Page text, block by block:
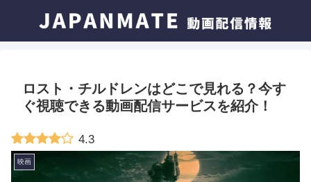
ロスト・チルドレンはどこで見れる？今す
ぐ視聴できる動画配信サービスを紹介！
4.3
映画